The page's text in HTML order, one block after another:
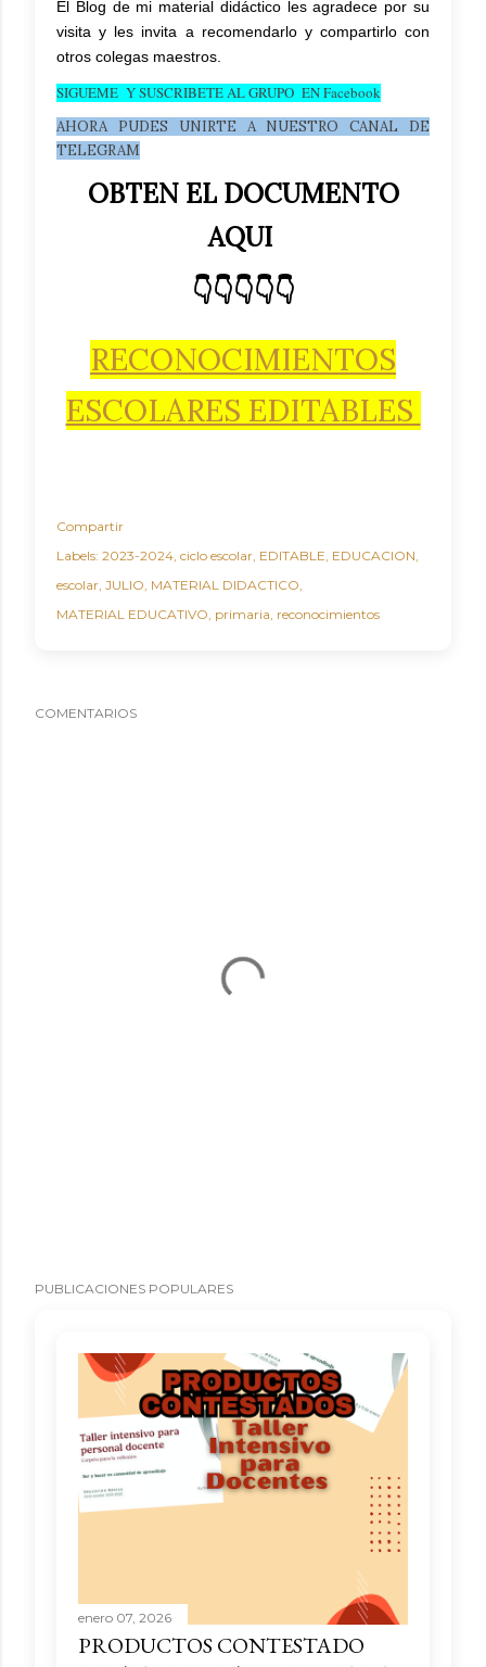
El Blog de mi material didáctico les agradece por su
visita y les invita a recomendarlo y compartirlo con
otros colegas maestros.
SIGUEME Y SUSCRIBETE AL GRUPO EN Facebook
AHORA PUDES UNIRTE A NUESTRO CANAL DE
TELEGRAM
OBTEN EL DOCUMENTO
AQUI
👇👇👇👇👇
RECONOCIMIENTOS
ESCOLARES EDITABLES
Compartir
Labels: 2023-2024 ciclo escolar EDITABLE EDUCACION
escolar JULIO MATERIAL DIDACTICO
MATERIAL EDUCATIVO primaria reconocimientos
COMENTARIOS
PUBLICACIONES POPULARES
enero 07, 2026
PRODUCTOS CONTESTADO